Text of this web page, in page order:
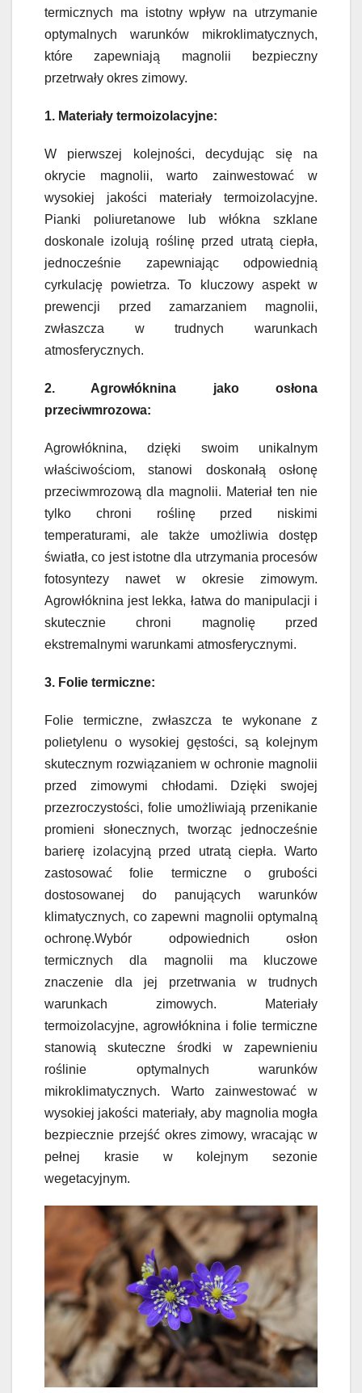
termicznych ma istotny wpływ na utrzymanie
optymalnych warunków mikroklimatycznych,
które zapewniają magnolii bezpieczny
przetrwały okres zimowy.
1. Materiały termoizolacyjne:
W pierwszej kolejności, decydując się na
okrycie magnolii, warto zainwestować w
wysokiej jakości materiały termoizolacyjne.
Pianki poliuretanowe lub włókna szklane
doskonale izolują roślinę przed utratą ciepła,
jednocześnie zapewniając odpowiednią
cyrkulację powietrza. To kluczowy aspekt w
prewencji przed zamarzaniem magnolii,
zwłaszcza w trudnych warunkach
atmosferycznych.
2. Agrowłóknina jako osłona
przeciwmrozowa:
Agrowłóknina, dzięki swoim unikalnym
właściwościom, stanowi doskonałą osłonę
przeciwmrozową dla magnolii. Materiał ten nie
tylko chroni roślinę przed niskimi
temperaturami, ale także umożliwia dostęp
światła, co jest istotne dla utrzymania procesów
fotosyntezy nawet w okresie zimowym.
Agrowłóknina jest lekka, łatwa do manipulacji i
skutecznie chroni magnolię przed
ekstremalnymi warunkami atmosferycznymi.
3. Folie termiczne:
Folie termiczne, zwłaszcza te wykonane z
polietylenu o wysokiej gęstości, są kolejnym
skutecznym rozwiązaniem w ochronie magnolii
przed zimowymi chłodami. Dzięki swojej
przezroczystości, folie umożliwiają przenikanie
promieni słonecznych, tworząc jednocześnie
barierę izolacyjną przed utratą ciepła. Warto
zastosować folie termiczne o grubości
dostosowanej do panujących warunków
klimatycznych, co zapewni magnolii optymalną
ochronę.Wybór odpowiednich osłon
termicznych dla magnolii ma kluczowe
znaczenie dla jej przetrwania w trudnych
warunkach zimowych. Materiały
termoizolacyjne, agrowłóknina i folie termiczne
stanowią skuteczne środki w zapewnieniu
roślinie optymalnych warunków
mikroklimatycznych. Warto zainwestować w
wysokiej jakości materiały, aby magnolia mogła
bezpiecznie przejść okres zimowy, wracając w
pełnej krasie w kolejnym sezonie
wegetacyjnym.